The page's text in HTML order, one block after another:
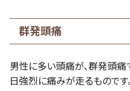
群発頭痛
男性に多い頭痛が、群発頭痛
日強烈に痛みが走るものです